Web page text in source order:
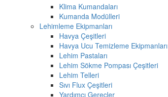
Klima Kumandaları
Kumanda Modülleri
Lehimleme Ekipmanları
Havya Çeşitleri
Havya Ucu Temizleme Ekipmanları
Lehim Pastaları
Lehim Sökme Pompası Çeşitleri
Lehim Telleri
Sıvı Flux Çeşitleri
Yardımcı Gereçler